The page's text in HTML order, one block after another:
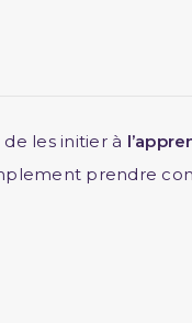
les initier à
prendre